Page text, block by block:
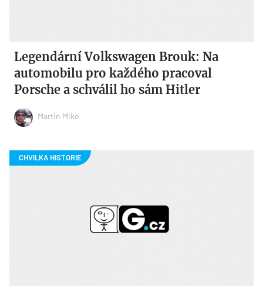
Legendární Volkswagen Brouk: Na
automobilu pro každého pracoval
Porsche a schválil ho sám Hitler
Martin Miko